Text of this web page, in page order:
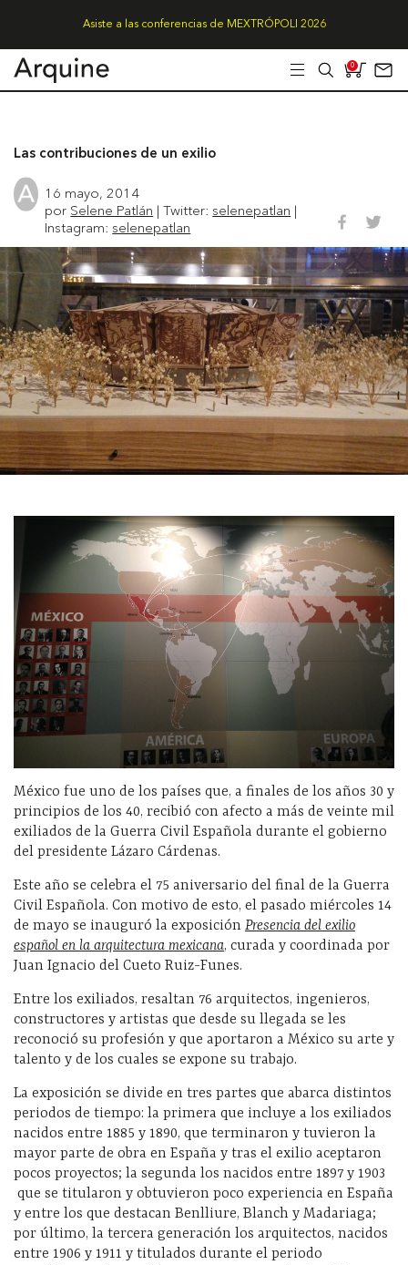
Asiste a las conferencias de MEXTRÓPOLI 2026
0
Las contribuciones de un exilio
16 mayo, 2014
por Selene Patlán | Twitter: selenepatlan |
Instagram: selenepatlan
México fue uno de los países que, a finales de los años 30 y
principios de los 40, recibió con afecto a más de veinte mil
exiliados de la Guerra Civil Española durante el gobierno
del presidente Lázaro Cárdenas.
Este año se celebra el 75 aniversario del final de la Guerra
Civil Española. Con motivo de esto, el pasado miércoles 14
de mayo se inauguró la exposición Presencia del exilio
español en la arquitectura mexicana, curada y coordinada por
Juan Ignacio del Cueto Ruiz-Funes.
Entre los exiliados, resaltan 76 arquitectos, ingenieros,
constructores y artistas que desde su llegada se les
reconoció su profesión y que aportaron a México su arte y
talento y de los cuales se expone su trabajo.
La exposición se divide en tres partes que abarca distintos
periodos de tiempo: la primera que incluye a los exiliados
nacidos entre 1885 y 1890, que terminaron y tuvieron la
mayor parte de obra en España y tras el exilio aceptaron
pocos proyectos; la segunda los nacidos entre 1897 y 1903
que se titularon y obtuvieron poco experiencia en España
y entre los que destacan Benlliure, Blanch y Madariaga;
por último, la tercera generación los arquitectos, nacidos
entre 1906 y 1911 y titulados durante el periodo